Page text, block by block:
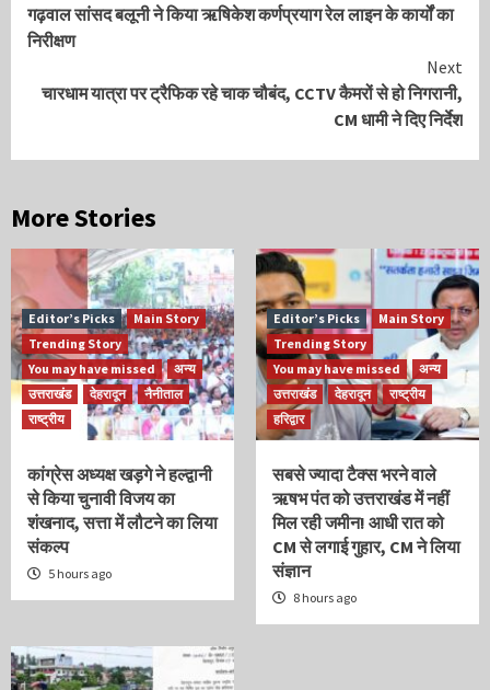
Reading
गढ़वाल सांसद बलूनी ने किया ऋषिकेश कर्णप्रयाग रेल लाइन के कार्यों का
निरीक्षण
Next
चारधाम यात्रा पर ट्रैफिक रहे चाक चौबंद, CCTV कैमरों से हो निगरानी,
CM धामी ने दिए निर्देश
More Stories
Editor’s Picks
Main Story
Trending Story
You may have missed
अन्य
उत्तराखंड
देहरादून
नैनीताल
राष्ट्रीय
कांग्रेस अध्यक्ष खड़गे ने हल्द्वानी
से किया चुनावी विजय का
शंखनाद, सत्ता में लौटने का लिया
संकल्प
5 hours ago
Editor’s Picks
Main Story
Trending Story
You may have missed
अन्य
उत्तराखंड
देहरादून
राष्ट्रीय
हरिद्वार
सबसे ज्यादा टैक्स भरने वाले
ऋषभ पंत को उत्तराखंड में नहीं
मिल रही जमीन! आधी रात को
CM से लगाई गुहार, CM ने लिया
संज्ञान
8 hours ago